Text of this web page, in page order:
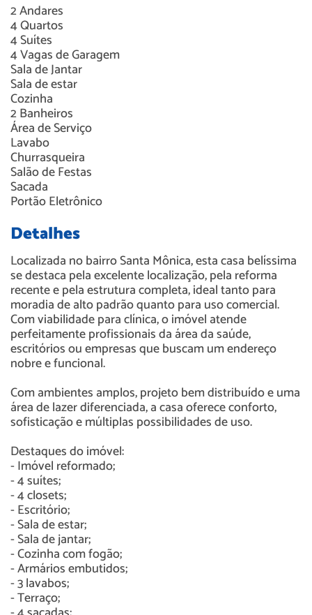
2Andares
4Quartos
4Suítes
4Vagas de Garagem
Sala de Jantar
Sala de estar
Cozinha
2Banheiros
Área de Serviço
Lavabo
Churrasqueira
Salão de Festas
Sacada
Portão Eletrônico
Detalhes
Localizada no bairro Santa Mônica, esta casa belíssima
se destaca pela excelente localização, pela reforma
recente e pela estrutura completa, ideal tanto para
moradia de alto padrão quanto para uso comercial.
Com viabilidade para clínica, o imóvel atende
perfeitamente profissionais da área da saúde,
escritórios ou empresas que buscam um endereço
nobre e funcional.
Com ambientes amplos, projeto bem distribuído e uma
área de lazer diferenciada, a casa oferece conforto,
sofisticação e múltiplas possibilidades de uso.
Destaques do imóvel:
- Imóvel reformado;
- 4 suítes;
- 4 closets;
- Escritório;
- Sala de estar;
- Sala de jantar;
- Cozinha com fogão;
- Armários embutidos;
- 3 lavabos;
- Terraço;